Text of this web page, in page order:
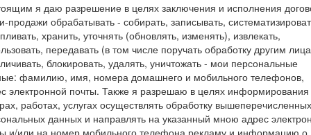
я даю разрешение в целях заключения и исполнения
продажи обрабатывать - собирать, записывать,
хранить, уточнять (обновлять, изменять), извлекать,
передавать (в том числе поручать обработку другим
блокировать, удалять, уничтожать - мои персональные
фамилию, имя, номера домашнего и мобильного телефонов,
электронной почты. Также я разрешаю в целях
работах, услугах осуществлять обработку вышеперечисленных
данных и направлять на указанный мною адрес